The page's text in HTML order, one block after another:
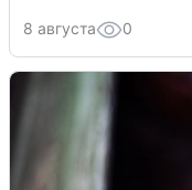
8 августа 0